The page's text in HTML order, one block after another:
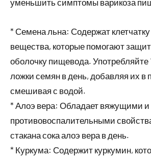
уменьшить симптомы варикоза
* Семена льна: Содержат
вещества, которые помогают
оболочку пищевода. Употребляйте
ложки семян в день, добавляя их в
смешивая с водой.
* Алоэ вера: Обладает вяжущими и
противовоспалительными
стакана сока алоэ вера в день.
* Куркума: Содержит куркумин,